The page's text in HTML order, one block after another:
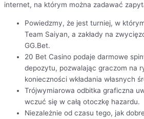
internet, na którym można zadawać
Powiedzmy, że jest turniej, w
Team Saiyan, a zakłady na
GG.Bet.
20 Bet Casino podaje darmowe
depozytu, pozwalając graczom na
konieczności wkładania własnych
Trójwymiarowa odbitka graficzna
wczuć się w całą otoczkę hazardu.
Niezależnie od czasu tego, jak